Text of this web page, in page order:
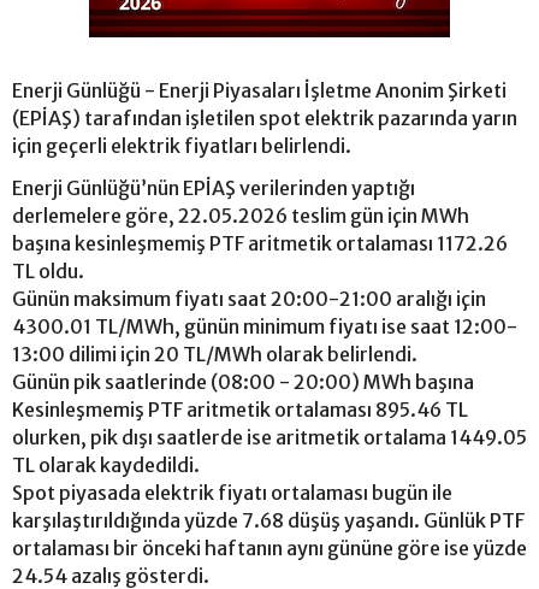
Enerji Günlüğü - Enerji Piyasaları İşletme Anonim Şirketi
(EPİAŞ) tarafından işletilen spot elektrik pazarında yarın
için geçerli elektrik fiyatları belirlendi.
Enerji Günlüğü’nün EPİAŞ verilerinden yaptığı
derlemelere göre, 22.05.2026 teslim gün için MWh
başına kesinleşmemiş PTF aritmetik ortalaması 1172.26
TL oldu.
Günün maksimum fiyatı saat 20:00-21:00 aralığı için
4300.01 TL/MWh, günün minimum fiyatı ise saat 12:00-
13:00 dilimi için 20 TL/MWh olarak belirlendi.
Günün pik saatlerinde (08:00 - 20:00) MWh başına
Kesinleşmemiş PTF aritmetik ortalaması 895.46 TL
olurken, pik dışı saatlerde ise aritmetik ortalama 1449.05
TL olarak kaydedildi.
Spot piyasada elektrik fiyatı ortalaması bugün ile
karşılaştırıldığında yüzde 7.68 düşüş yaşandı. Günlük PTF
ortalaması bir önceki haftanın aynı gününe göre ise yüzde
24.54 azalış gösterdi.